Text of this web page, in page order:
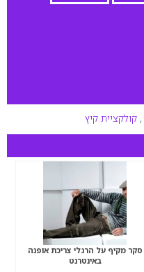
, קולקציית קיץ
סקר מקיף על הרגלי צריכת אופנה
באינטרנט